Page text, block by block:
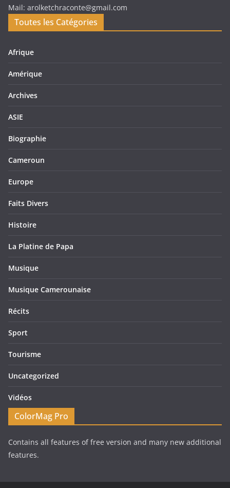
Mail: arolketchraconte@gmail.com
Toutes les Catégories
Afrique
Amérique
Archives
ASIE
Biographie
Cameroun
Europe
Faits Divers
Histoire
La Platine de Papa
Musique
Musique Camerounaise
Récits
Sport
Tourisme
Uncategorized
Vidéos
ColorMag Pro
Contains all features of free version and many new additional
features.